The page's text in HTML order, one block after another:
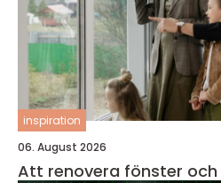
inspiration
06. August 2026
Att renovera fönster